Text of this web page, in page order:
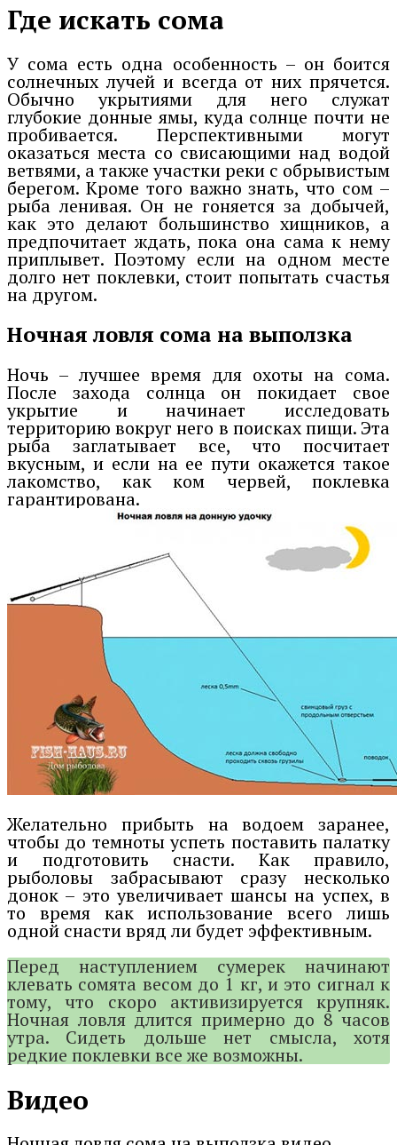
Где искать сома
У сома есть одна особенность – он боится
солнечных лучей и всегда от них прячется.
Обычно укрытиями для него служат
глубокие донные ямы, куда солнце почти не
пробивается. Перспективными могут
оказаться места со свисающими над водой
ветвями, а также участки реки с обрывистым
берегом. Кроме того важно знать, что сом –
рыба ленивая. Он не гоняется за добычей,
как это делают большинство хищников, а
предпочитает ждать, пока она сама к нему
приплывет. Поэтому если на одном месте
долго нет поклевки, стоит попытать счастья
на другом.
Ночная ловля сома на выползка
Ночь – лучшее время для охоты на сома.
После захода солнца он покидает свое
укрытие и начинает исследовать
территорию вокруг него в поисках пищи. Эта
рыба заглатывает все, что посчитает
вкусным, и если на ее пути окажется такое
лакомство, как ком червей, поклевка
гарантирована.
Желательно прибыть на водоем заранее,
чтобы до темноты успеть поставить палатку
и подготовить снасти. Как правило,
рыболовы забрасывают сразу несколько
донок – это увеличивает шансы на успех, в
то время как использование всего лишь
одной снасти вряд ли будет эффективным.
Перед наступлением сумерек начинают
клевать сомята весом до 1 кг, и это сигнал к
тому, что скоро активизируется крупняк.
Ночная ловля длится примерно до 8 часов
утра. Сидеть дольше нет смысла, хотя
редкие поклевки все же возможны.
Видео